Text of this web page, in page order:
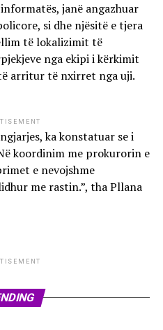
janë angazhuar
si dhe njësitë e tjera
të lokalizimit të
nga ekipi i kërkimit
arritur të nxirret nga uji.
ka konstatuar se i
koordinim me prokurorin e
e nevojshme
me rastin.”, tha Pllana